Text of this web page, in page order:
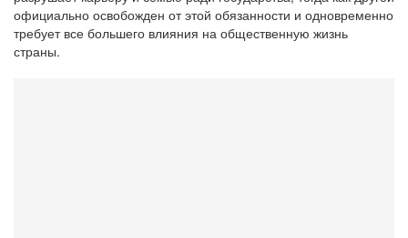
официально освобожден от этой обязанности и одновременно
требует все большего влияния на общественную жизнь
страны.